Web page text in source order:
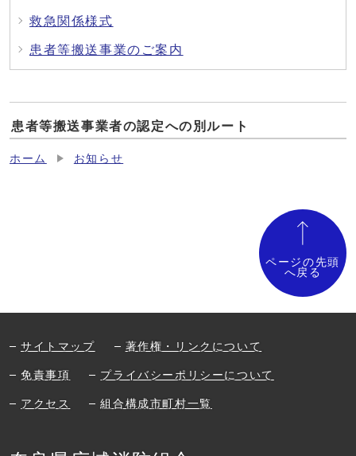
救急関係様式
患者等搬送事業のご案内
患者等搬送事業者の認定への別ルート
ホーム お知らせ
ページの先頭
へ戻る
サイトマップ 著作権・リンクについて
免責事項 プライバシーポリシーについて
アクセス 組合構成市町村一覧